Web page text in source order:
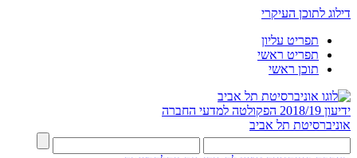
דילוג לתוכן העיקרי
תפריט עליון
תפריט ראשי
תוכן ראשי
ידיעון 2018/19
הפקולטה למדעי החברה
אוניברסיטת תל אביב